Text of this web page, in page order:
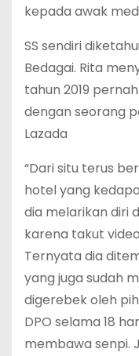
kepada awak
SS sendiri
Bedagai. Rita
tahun 2019
dengan seorang
Lazada
“Dari situ terus
hotel yang
dia melarikan diri
karena takut
Ternyata dia
yang juga sudah
digerebek oleh
DPO selama 18
membawa senpi.